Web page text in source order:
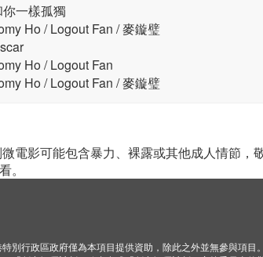
一樣孤獨
Ho / Logout Fan / 麥鏇璧
Ho / Logout Fan
Ho / Logout Fan / 麥鏇璧
電影可能包含暴力、裸露或其他成人情節
。
別行政區政府僅為本項目提供資助，除此之外並無參與項